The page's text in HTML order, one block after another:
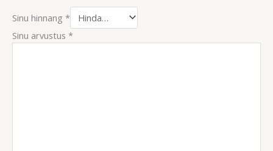
Sinu hinnang *
Sinu arvustus *